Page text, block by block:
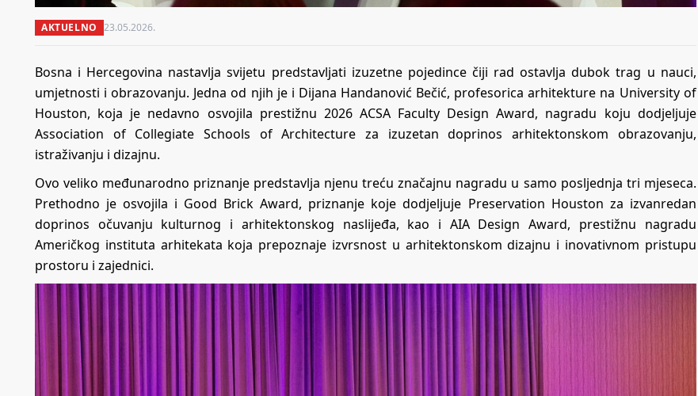
AKTUELNO 23.05.2026.
Bosna i Hercegovina nastavlja svijetu predstavljati izuzetne pojedince čiji rad ostavlja dubok trag u nauci,
umjetnosti i obrazovanju. Jedna od njih je i Dijana Handanović Bečić, profesorica arhitekture na University of
Houston, koja je nedavno osvojila prestižnu 2026 ACSA Faculty Design Award, nagradu koju dodjeljuje
Association of Collegiate Schools of Architecture za izuzetan doprinos arhitektonskom obrazovanju,
istraživanju i dizajnu.
Ovo veliko međunarodno priznanje predstavlja njenu treću značajnu nagradu u samo posljednja tri mjeseca.
Prethodno je osvojila i Good Brick Award, priznanje koje dodjeljuje Preservation Houston za izvanredan
doprinos očuvanju kulturnog i arhitektonskog naslijeđa, kao i AIA Design Award, prestižnu nagradu
Američkog instituta arhitekata koja prepoznaje izvrsnost u arhitektonskom dizajnu i inovativnom pristupu
prostoru i zajednici.